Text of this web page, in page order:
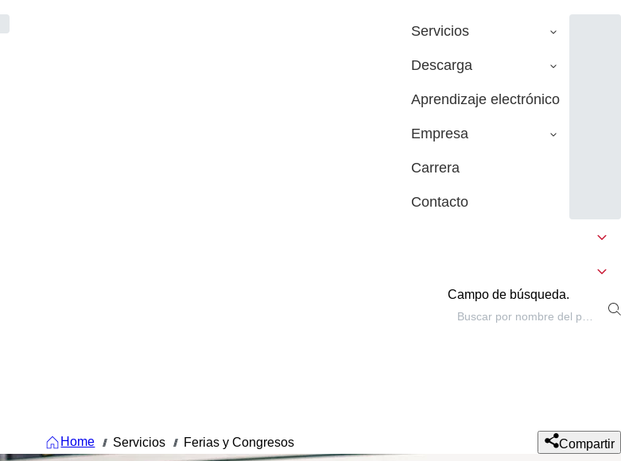
Servicios
Descarga
Aprendizaje electrónico
Empresa
Carrera
Contacto
Campo de búsqueda.
Home /// Servicios /// Ferias y Congresos Compartir